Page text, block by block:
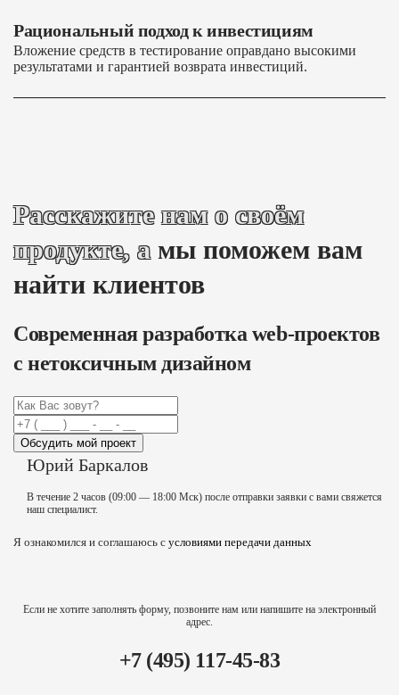
Рациональный подход к инвестициям
Вложение средств в тестирование оправдано высокими
результатами и гарантией возврата инвестиций.
Расскажите нам о своём
продукте, амы поможем вам
найти клиентов
Современная разработка web-проектов
с нетоксичным дизайном
Обсудить мой проект
Юрий Баркалов
В течение 2 часов (09:00 — 18:00 Мск) после отправки заявки с вами свяжется
наш специалист.
Я ознакомился и соглашаюсь с условиями передачи данных
Если не хотите заполнять форму, позвоните нам или напишите на электронный
адрес.
+7 (495) 117-45-83